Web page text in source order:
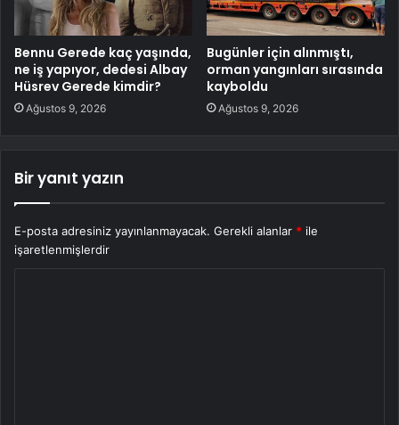
Bennu Gerede kaç yaşında,
ne iş yapıyor, dedesi Albay
Hüsrev Gerede kimdir?
Ağustos 9, 2026
Bugünler için alınmıştı,
orman yangınları sırasında
kayboldu
Ağustos 9, 2026
Bir yanıt yazın
E-posta adresiniz yayınlanmayacak. Gerekli alanlar * ile
işaretlenmişlerdir